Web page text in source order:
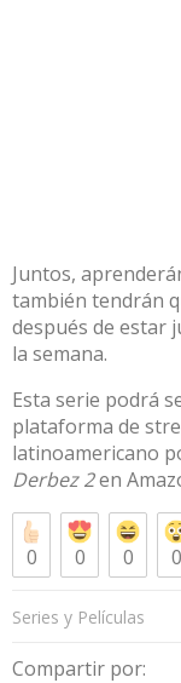
Juntos,
también tendrán
después de estar
la semana.
Esta serie podrá
plataforma de
latinoamericano
Derbez 2en
0 0 0 0
Series y Películas
Compartir por: